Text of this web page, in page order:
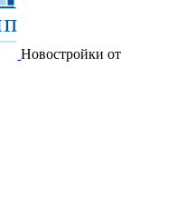
Новостройки от